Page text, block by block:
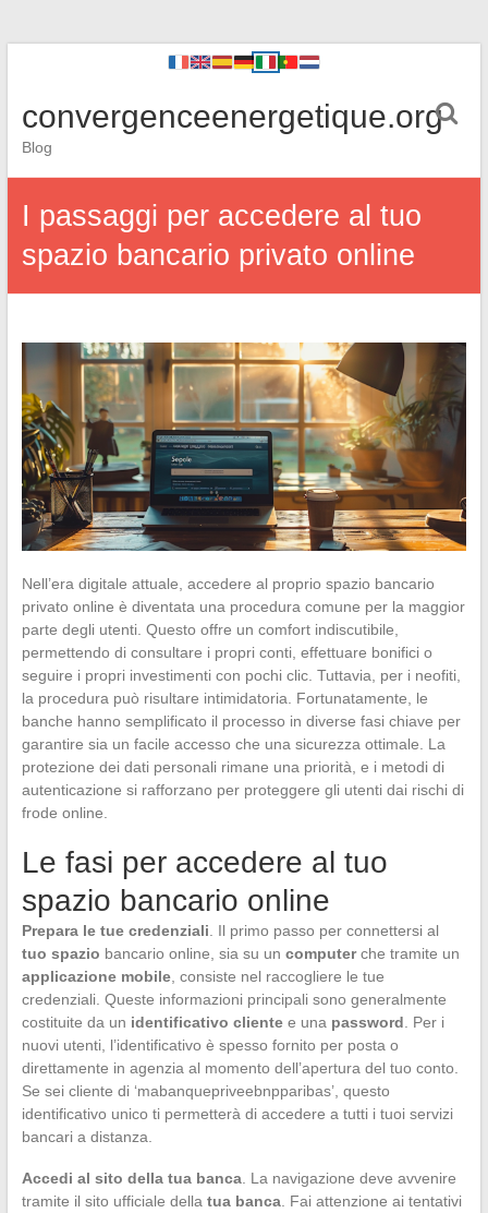
convergenceenergetique.org
Blog
I passaggi per accedere al tuo
spazio bancario privato online
Nell’era digitale attuale, accedere al proprio spazio bancario
privato online è diventata una procedura comune per la maggior
parte degli utenti. Questo offre un comfort indiscutibile,
permettendo di consultare i propri conti, effettuare bonifici o
seguire i propri investimenti con pochi clic. Tuttavia, per i neofiti,
la procedura può risultare intimidatoria. Fortunatamente, le
banche hanno semplificato il processo in diverse fasi chiave per
garantire sia un facile accesso che una sicurezza ottimale. La
protezione dei dati personali rimane una priorità, e i metodi di
autenticazione si rafforzano per proteggere gli utenti dai rischi di
frode online.
Le fasi per accedere al tuo
spazio bancario online
Prepara le tue credenziali . Il primo passo per connettersi al
tuo spazio bancario online, sia su un computerche tramite un
applicazione mobile, consiste nel raccogliere le tue
credenziali. Queste informazioni principali sono generalmente
costituite da un identificativo clientee una password . Per i
nuovi utenti, l’identificativo è spesso fornito per posta o
direttamente in agenzia al momento dell’apertura del tuo conto.
Se sei cliente di ‘mabanquepriveebnpparibas’, questo
identificativo unico ti permetterà di accedere a tutti i tuoi servizi
bancari a distanza.
Accedi al sito della tua banca. La navigazione deve avvenire
tramite il sito ufficiale della tua banca. Fai attenzione ai tentativi